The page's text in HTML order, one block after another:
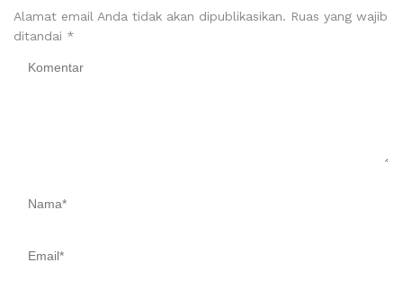
Alamat email Anda tidak akan dipublikasikan. Ruas yang wajib
ditandai *